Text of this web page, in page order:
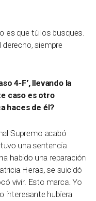
es que tú los busques.
derecho, siempre
4-F’, llevando la
caso es otro
haces de él?
Supremo acabó
una sentencia
habido una reparación
Heras, se suicidó
vivir. Esto marca. Yo
interesante hubiera